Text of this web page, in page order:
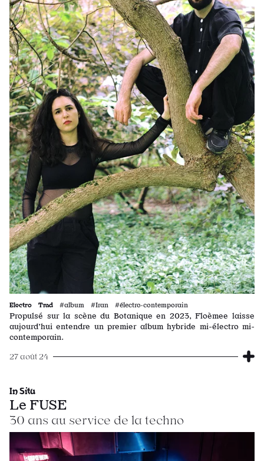
Electro Trad #album #Iran #électro·contemporain
Propulsé sur la scène du Botanique en 2023, Floèmee laisse
aujourd’hui entendre un premier album hybride mi-électro mi-
contemporain.
27 août 24
In Situ
Le FUSE
30 ans au service de la techno